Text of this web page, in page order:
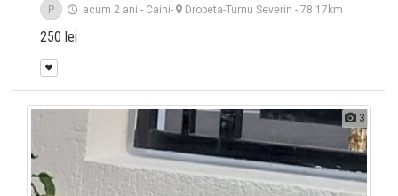
P acum 2 ani - Caini- Drobeta-Turnu Severin - 78.17km
250 lei
3